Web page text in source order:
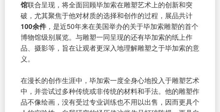
馆联合呈现，将全面回顾毕加索在雕塑艺术上的创新和突
破，尤其聚焦于他对材质的选择和创作的过程，展品共计
100余件 ，是近50年来在美国举办的关于毕加索雕塑的首个
博物馆级别展览。与雕塑一同呈现的还有毕加索的纸上作
品、摄影等，旨在让观者更深入地理解雕塑之于毕加索的意
义。
在漫长的创作生涯中，毕加索一度全身心地投入于雕塑艺术
中，并尝试过多种传统或非传统的材料和手法。他的雕塑作
品不像绘画，没有受过专业训练也不用以出售，因而更具个